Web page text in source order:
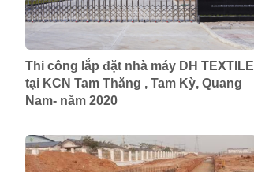
Thi công lắp đặt nhà máy DH TEXTILE
tại KCN Tam Thăng , Tam Kỳ, Quang
Nam- năm 2020